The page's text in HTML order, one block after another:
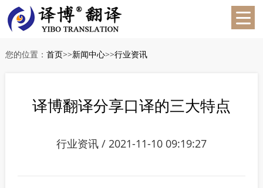
您的位置： 首页>>新闻中心>>行业资讯
译博翻译分享口译的三大特点
行业资讯 / 2021-11-10 09:19:27